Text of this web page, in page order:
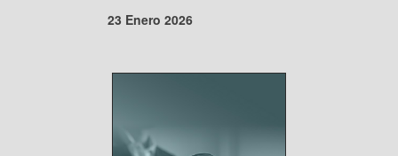
23 Enero 2026